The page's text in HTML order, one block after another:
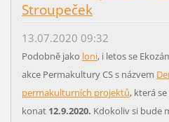
Stroupeček
13.07.2020 09:32
Podobně jako loni, i letos se
akce Permakultury CS s názvem
permakulturních projektů, která
konat 12.9.2020. Kdokoliv si bude